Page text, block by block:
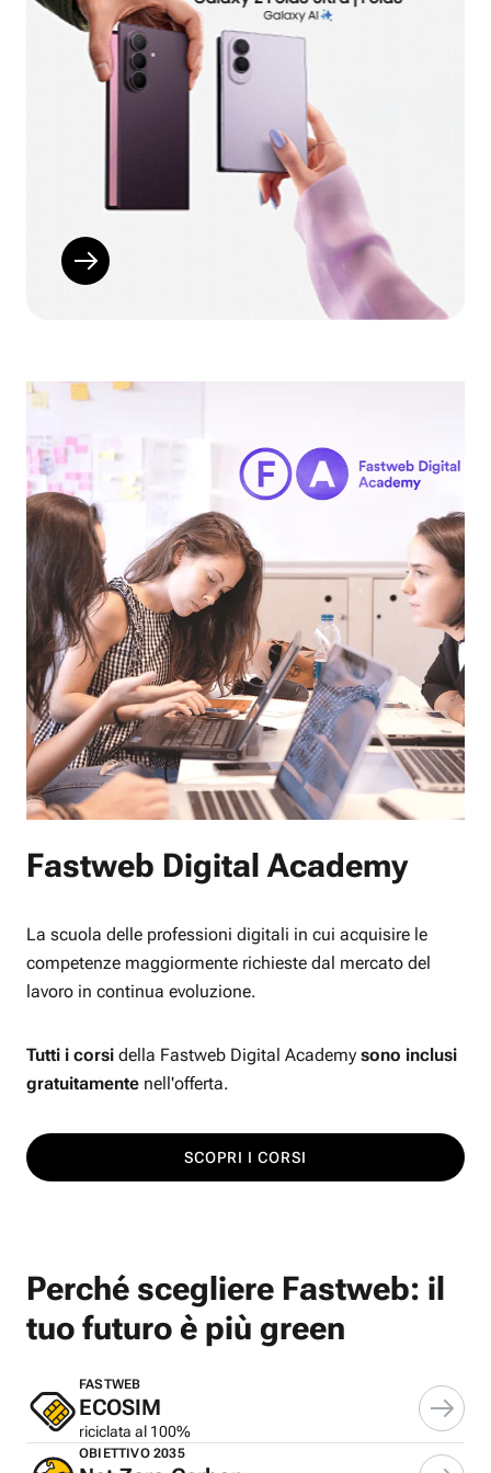
Fastweb Digital Academy
La scuola delle professioni digitali in cui acquisire le
competenze maggiormente richieste dal mercato del
lavoro in continua evoluzione.
Tutti i corsi della Fastweb Digital Academy sono inclusi
gratuitamente nell'offerta.
SCOPRI I CORSI
Perché scegliere Fastweb: il
tuo futuro è più green
FASTWEB
ECOSIM
riciclata al 100%
OBIETTIVO 2035